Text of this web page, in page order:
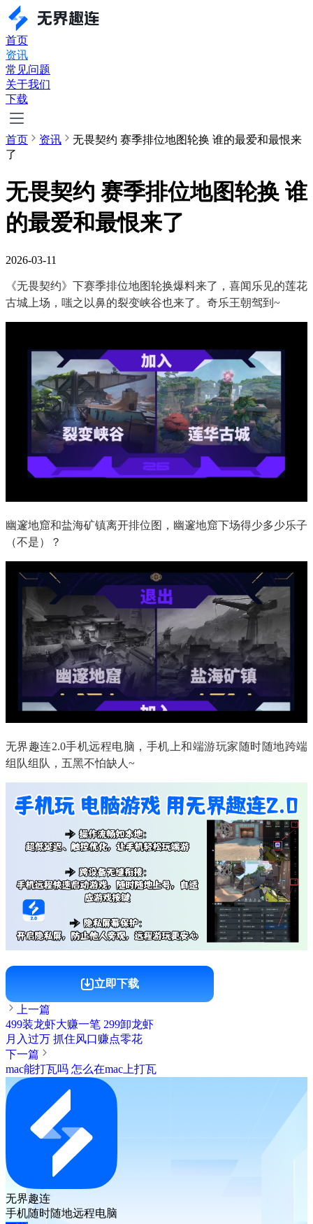
首页
资讯
常见问题
关于我们
下载
首页 资讯
无畏契约 赛季排位地图轮换 谁的最爱和最恨来
了
无畏契约 赛季排位地图轮换 谁
的最爱和最恨来了
2026-03-11
《无畏契约》下赛季排位地图轮换爆料来了，喜闻乐见的莲花
古城上场，嗤之以鼻的裂变峡谷也来了。奇乐王朝驾到~
幽邃地窟和盐海矿镇离开排位图，幽邃地窟下场得少多少乐子
（不是）？
无界趣连2.0手机远程电脑，手机上和端游玩家随时随地跨端
组队组队，五黑不怕缺人~
立即下载
上一篇
499装龙虾大赚一笔 299卸龙虾
月入过万 抓住风口赚点零花
下一篇
mac能打瓦吗 怎么在mac上打瓦
无界趣连
手机随时随地远程电脑